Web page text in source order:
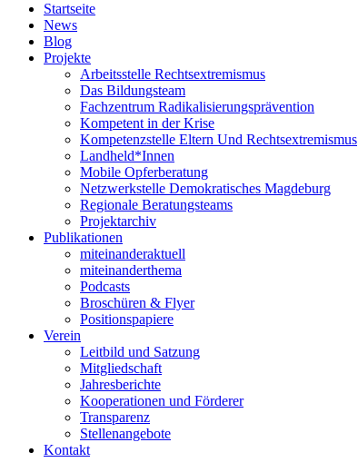
Startseite
News
Blog
Projekte
Arbeitsstelle Rechtsextremismus
Das Bildungsteam
Fachzentrum Radikalisierungsprävention
Kompetent in der Krise
Kompetenzstelle Eltern Und Rechtsextremismus
Landheld*Innen
Mobile Opferberatung
Netzwerkstelle Demokratisches Magdeburg
Regionale Beratungsteams
Projektarchiv
Publikationen
miteinanderaktuell
miteinanderthema
Podcasts
Broschüren & Flyer
Positionspapiere
Verein
Leitbild und Satzung
Mitgliedschaft
Jahresberichte
Kooperationen und Förderer
Transparenz
Stellenangebote
Kontakt